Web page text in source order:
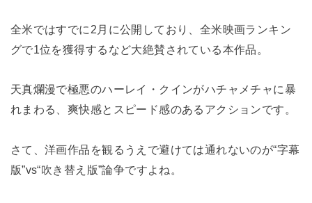
全米ではすでに2月に公開しており、全米映画ランキン
グで1位を獲得するなど大絶賛されている本作品。
天真爛漫で極悪のハーレイ・クインがハチャメチャに暴
れまわる、爽快感とスピード感のあるアクションです。
さて、洋画作品を観るうえで避けては通れないのが“字幕
版”vs“吹き替え版”論争ですよね。